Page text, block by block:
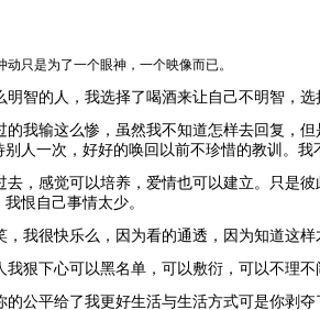
动只是为了一个眼神，一个映像而已。
明智的人，我选择了喝酒来让自己不明智，
的我输这么惨，虽然我不知道怎样去回复，
别人一次，好好的唤回以前不珍惜的教训。
去，感觉可以培养，爱情也可以建立。只是
恨自己事情太少。
，我很快乐么，因为看的通透，因为知道这
我狠下心可以黑名单，可以敷衍，可以不理
的公平给了我更好生活与生活方式可是你剥